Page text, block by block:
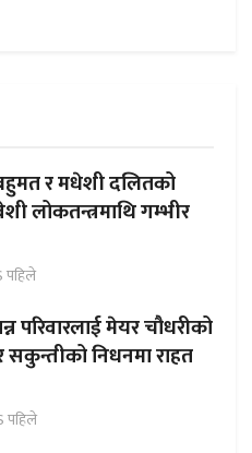
र मधेशी दलितको
लोकतन्त्रमाथि गम्भीर
पहिले
परिवारलाई मेयर चौधरीको
निधनमा राहत
पहिले